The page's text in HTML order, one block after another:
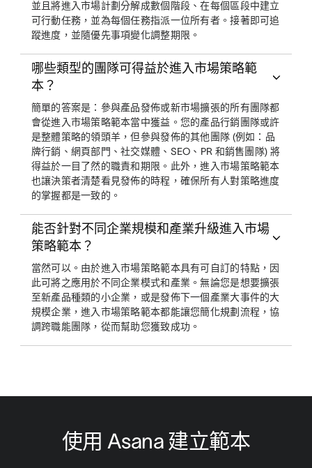
並且將進入市場計劃分解成數個階段、在每個區段中建立
可行動任務，並為每個任務指派一位所有者。接著即可追
蹤進度，並隨優先事項變化調整期限。
哪些類型的團隊可得益於進入市場策略範
本？
簡單的答案是：參與產品發佈或新市場擴張的所有團隊都
會從進入市場策略範本當中獲益。您的產品行銷團隊或許
是整體策略的領頭羊，但參與發佈的其他團隊 (例如：品
牌行銷、網頁部門、社交媒體、SEO、PR 和銷售團隊) 將
得益於一目了然的職責和期限。此外，進入市場策略範本
也讓決策者清楚看見發佈的時程，確保所有人對策略進度
的掌握都是一致的。
能否針對不同企業規模和產業升級進入市場
策略範本？
當然可以。由於進入市場策略範本具有可自訂的特點，因
此可將之應用於不同企業模式和產業。無論您是想要擴張
至新產品種類的小企業，或是發佈下一個產業大事件的大
規模企業，進入市場策略範本都能讓您簡化規劃流程，協
調跨職能團隊，從而幫助您獲致成功。
使用 Asana 建立範本